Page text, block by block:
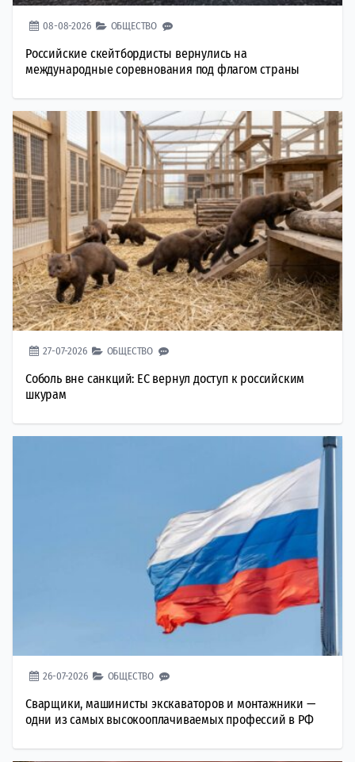
08-08-2026 ОБЩЕСТВО
Российские скейтбордисты вернулись на
международные соревнования под флагом страны
27-07-2026 ОБЩЕСТВО
Соболь вне санкций: ЕС вернул доступ к российским
шкурам
26-07-2026 ОБЩЕСТВО
Сварщики, машинисты экскаваторов и монтажники —
одни из самых высокооплачиваемых профессий в РФ